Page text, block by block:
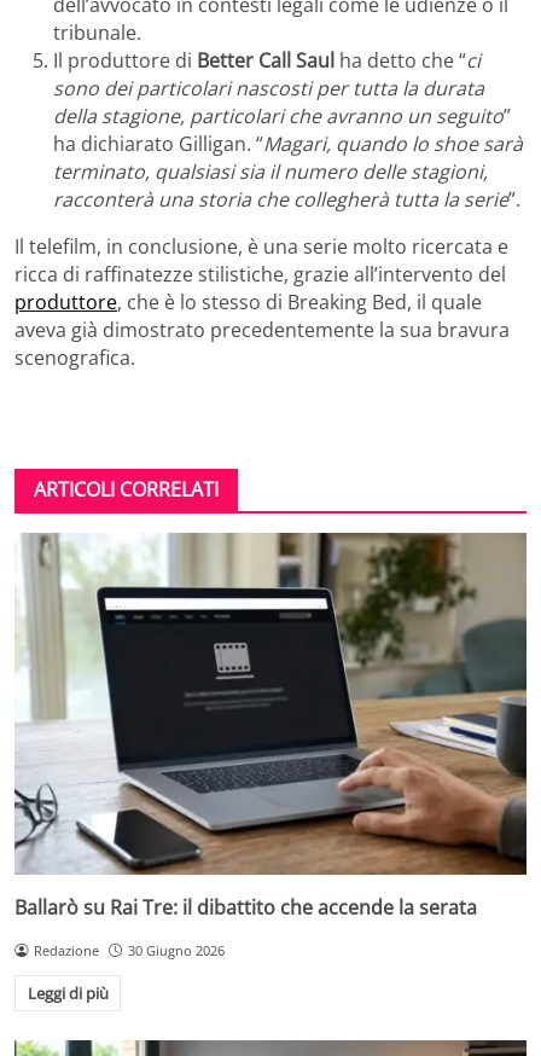
tribunale.
Il produttore di Better Call Saul ha detto che “ci
sono dei particolari nascosti per tutta la durata
della stagione, particolari che avranno un seguito”
ha dichiarato Gilligan. “Magari, quando lo shoe sarà
terminato, qualsiasi sia il numero delle stagioni,
racconterà una storia che collegherà tutta la serie”.
Il telefilm, in conclusione, è una serie molto ricercata e
ricca di raffinatezze stilistiche, grazie all’intervento del
produttore, che è lo stesso di Breaking Bed, il quale
aveva già dimostrato precedentemente la sua bravura
scenografica.
ARTICOLI CORRELATI
Ballarò su Rai Tre: il dibattito che accende la serata
Redazione 30 Giugno 2026
Leggi di più